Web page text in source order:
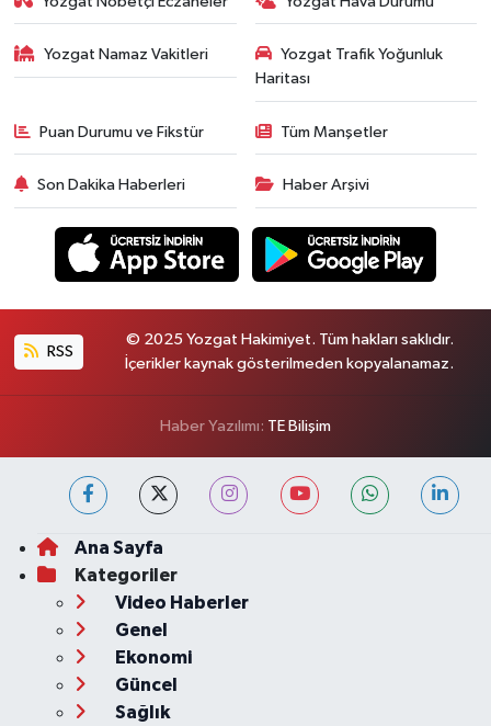
Yozgat Namaz Vakitleri
Yozgat Trafik Yoğunluk
Haritası
Puan Durumu ve Fikstür Tüm Manşetler
Son Dakika Haberleri Haber Arşivi
RSS
© 2025 Yozgat Hakimiyet. Tüm hakları saklıdır.
İçerikler kaynak gösterilmeden kopyalanamaz.
Haber Yazılımı: TE Bilişim
Ana Sayfa
Kategoriler
Video Haberler
Genel
Ekonomi
Güncel
Sağlık